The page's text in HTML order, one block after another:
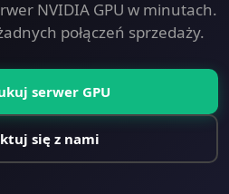
NVIDIA GPU w minutach.
połączeń sprzedaży.
serwer GPU
się z nami